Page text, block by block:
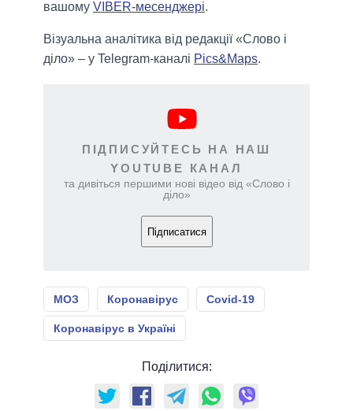
вашому VIBER-месенджері.
Візуальна аналітика від редакції «Слово і
діло» – у Telegram-каналі Pics&Maps.
ПІДПИСУЙТЕСЬ НА НАШ
YOUTUBE КАНАЛ
та дивіться першими нові відео від «Слово і
діло»
Підписатися
МОЗ Коронавірус Covid-19
Коронавірус в Україні
Поділитися: